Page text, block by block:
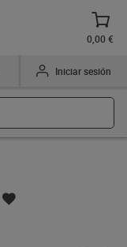
0,00 €
Iniciar sesión